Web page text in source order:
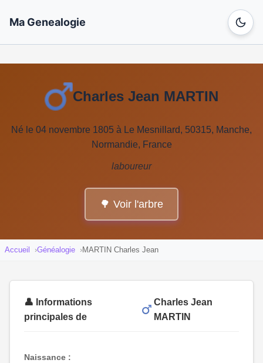
Ma Genealogie
Charles Jean MARTIN
Né le 04 novembre 1805 à Le Mesnillard, 50315, Manche,
Normandie, France
laboureur
🌳 Voir l'arbre
Accueil Généalogie MARTIN Charles Jean
👤 Informations
principales de
Charles Jean
MARTIN
Naissance :